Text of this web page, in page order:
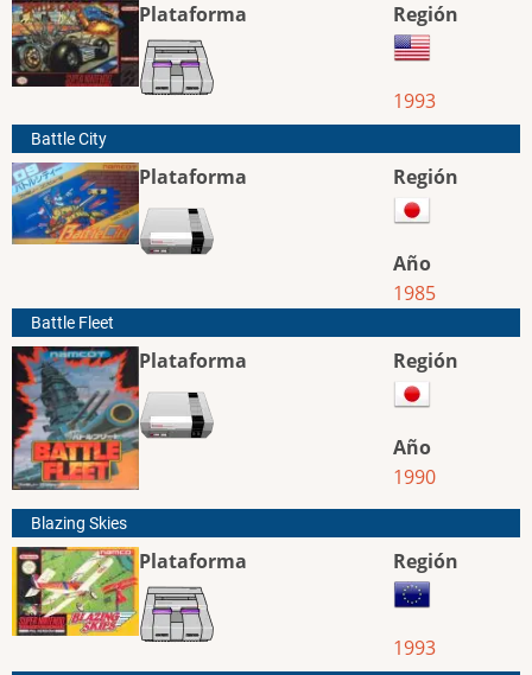
Plataforma Región
1993
Battle City
Plataforma Región
Año
1985
Battle Fleet
Plataforma Región
Año
1990
Blazing Skies
Plataforma Región
1993